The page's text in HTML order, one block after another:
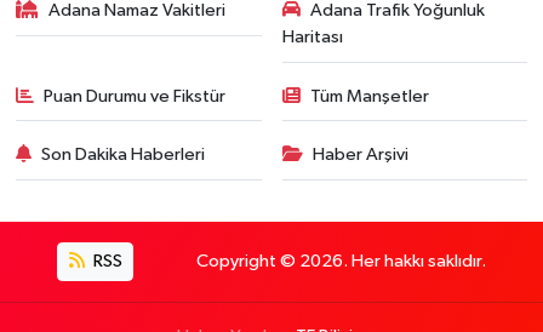
Adana Namaz Vakitleri
Adana Trafik Yoğunluk
Haritası
Puan Durumu ve Fikstür Tüm Manşetler
Son Dakika Haberleri Haber Arşivi
RSS Copyright © 2026. Her hakkı saklıdır.